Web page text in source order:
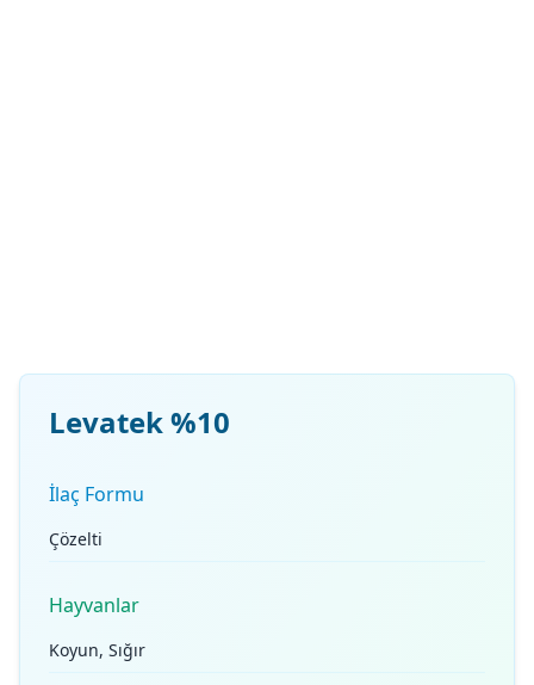
Levatek %10
İlaç Formu
Çözelti
Hayvanlar
Koyun, Sığır